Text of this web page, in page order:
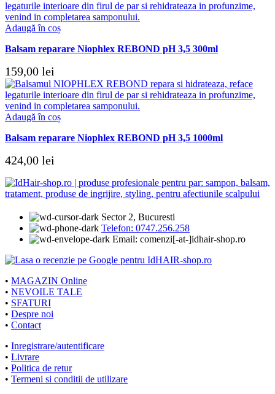
Adaugă în coș
Balsam reparare Niophlex REBOND pH 3,5 300ml
159,00 lei
Adaugă în coș
Balsam reparare Niophlex REBOND pH 3,5 1000ml
424,00 lei
Sector 2, Bucuresti
Telefon: 0747.256.258
Email: comenzi[-at-]idhair-shop.ro
• MAGAZIN Online
• NEVOILE TALE
• SFATURI
• Despre noi
• Contact
• Inregistrare/autentificare
• Livrare
• Politica de retur
• Termeni si conditii de utilizare